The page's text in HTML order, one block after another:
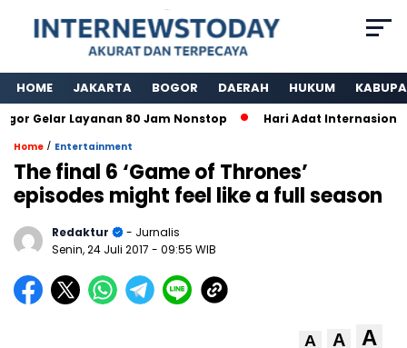
HOME JAKARTA BOGOR DAERAH HUKUM
Gelar Layanan 80 Jam Nonstop Hari Adat Internasional
Home / Entertainment
The final 6 ‘Game of Thrones’
episodes might feel like a full season
Redaktur
- Jurnalis
Senin, 24 Juli 2017 - 09:55 WIB
A A A